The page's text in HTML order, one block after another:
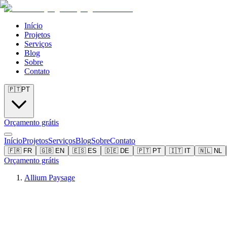
Início
Projetos
Serviços
Blog
Sobre
Contato
🇵🇹PT
Orçamento grátis
InícioProjetosServiçosBlogSobreContato
🇫🇷 FR 🇬🇧 EN 🇪🇸 ES 🇩🇪 DE 🇵🇹 PT 🇮🇹 IT 🇳🇱 NL
Orçamento grátis
Allium Paysage